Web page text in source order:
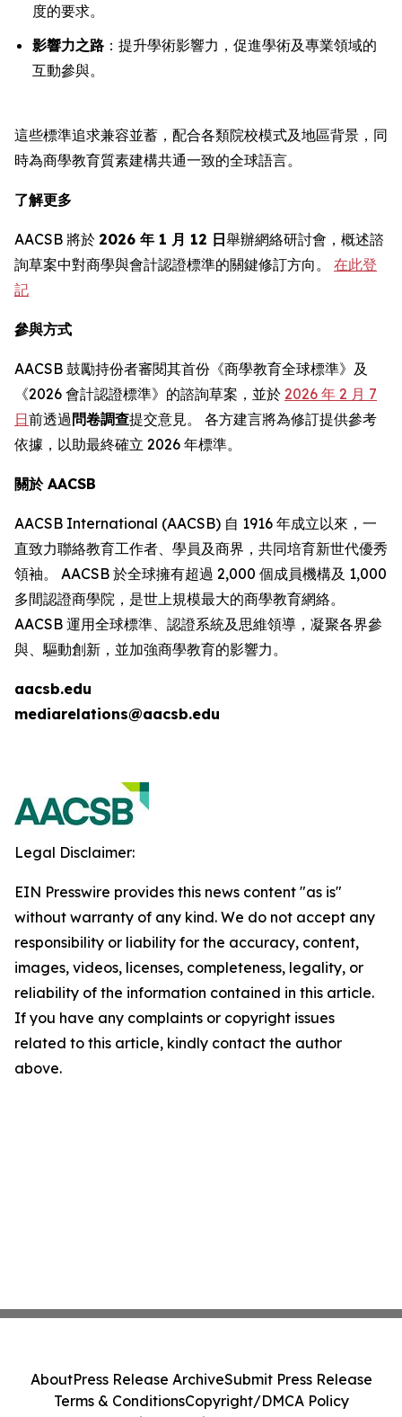
度的要求。
影響力之路 ：提升學術影響力，促進學術及專業領域的
互動參與。
這些標準追求兼容並蓄，配合各類院校模式及地區背景，同
時為商學教育質素建構共通一致的全球語言。
了解更多
AACSB 將於 2026 年 1 月 12 日舉辦網絡研討會，概述諮
詢草案中對商學與會計認證標準的關鍵修訂方向。 在此登
記
參與方式
AACSB 鼓勵持份者審閱其首份《商學教育全球標準》及
《2026 會計認證標準》的諮詢草案，並於 2026 年 2 月 7
日前透過 問卷調查提交意見。 各方建言將為修訂提供參考
依據，以助最終確立 2026 年標準。
關於 AACSB
AACSB International (AACSB) 自 1916 年成立以來，一
直致力聯絡教育工作者、學員及商界，共同培育新世代優秀
領袖。 AACSB 於全球擁有超過 2,000 個成員機構及 1,000
多間認證商學院，是世上規模最大的商學教育網絡。
AACSB 運用全球標準、認證系統及思維領導，凝聚各界參
與、驅動創新，並加強商學教育的影響力。
aacsb.edu
mediarelations@aacsb.edu
Legal Disclaimer:
EIN Presswire provides this news content "as is"
without warranty of any kind. We do not accept any
responsibility or liability for the accuracy, content,
images, videos, licenses, completeness, legality, or
reliability of the information contained in this article.
If you have any complaints or copyright issues
related to this article, kindly contact the author
above.
AboutPress Release ArchiveSubmit Press Release
Terms & ConditionsCopyright/DMCA Policy